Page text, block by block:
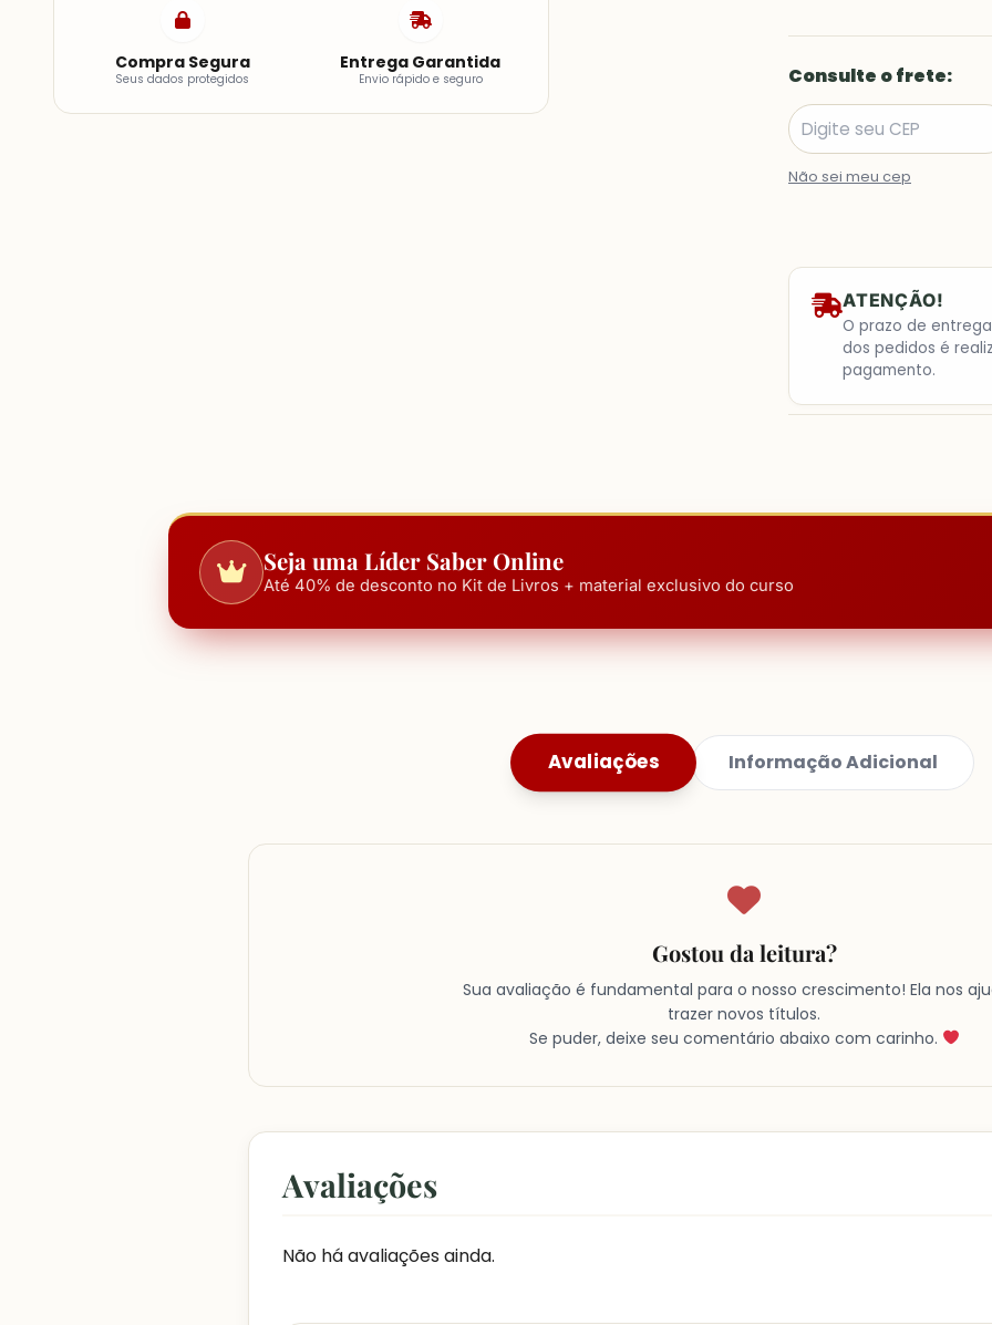
Compra Segura
Seus dados protegidos
Entrega Garantida
Envio rápido e seguro Consulte o frete:
Não sei meu cep
ATENÇÃO!
O prazo de
dos pedidos é
pagamento.
Seja uma Líder Saber Online
Até 40% de desconto no Kit de Livros + material exclusivo do curso
Avaliações Informação Adicional
Gostou da leitura?
Sua avaliação é fundamental para o nosso crescimento! Ela nos
trazer novos títulos.
Se puder, deixe seu comentário abaixo com carinho.
Avaliações
Não há avaliações ainda.